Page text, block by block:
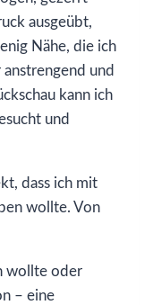
ausgeübt,
Nähe, die ich
und
kann ich
und
dass ich mit
wollte. Von
wollte oder
– eine